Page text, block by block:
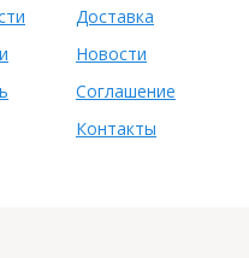
Доставка
Новости
Соглашение
Контакты